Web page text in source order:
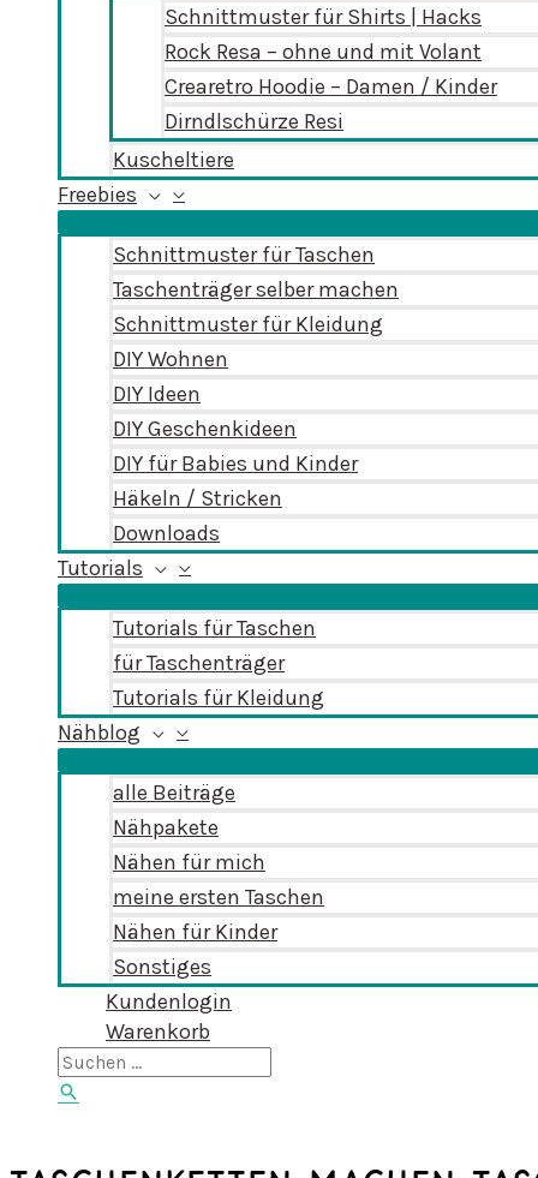
Schnittmuster für Shirts | Hacks
Rock Resa – ohne und mit Volant
Crearetro Hoodie – Damen / Kinder
Dirndlschürze Resi
Kuscheltiere
Freebies
Schnittmuster für Taschen
Taschenträger selber machen
Schnittmuster für Kleidung
DIY Wohnen
DIY Ideen
DIY Geschenkideen
DIY für Babies und Kinder
Häkeln / Stricken
Downloads
Tutorials
Tutorials für Taschen
für Taschenträger
Tutorials für Kleidung
Nähblog
alle Beiträge
Nähpakete
Nähen für mich
meine ersten Taschen
Nähen für Kinder
Sonstiges
Kundenlogin
Warenkorb
Suchen
nach: